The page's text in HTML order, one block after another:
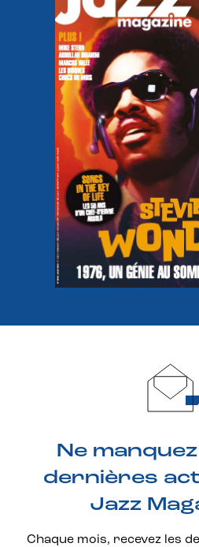
Ne
dernières
Jazz
Chaque mois, recevez les